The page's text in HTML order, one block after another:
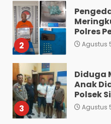
2
Polres
Agustus
3
Diduga
Anak
Polsek
Agustus